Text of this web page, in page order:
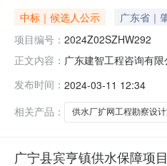
中标｜候选人公示 广东省｜
项目编号： 2024Z02SZHW292
正文内容： 广东建智工程咨询有
（EPC)供水加压泵站
公共资源交易中心3楼
发布时间： 2024-03-11 12:34
相关产品：
供水厂扩网工程勘察设
广宁县宾亨镇供水保障项